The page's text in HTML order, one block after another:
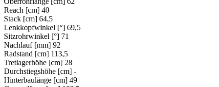
Reach [cm] 40
Stack [cm] 64,5
Lenkkopfwinkel [°] 69,5
Sitzrohrwinkel [°] 71
Nachlauf [mm] 92
Radstand [cm] 113,5
Tretlagerhöhe [cm] 28
Durchstiegshöhe [cm] -
Hinterbaulänge [cm] 49